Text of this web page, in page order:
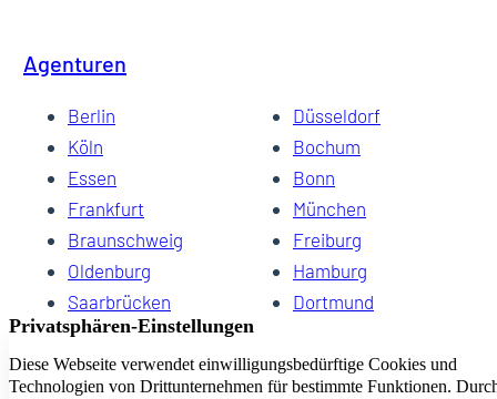
Agenturen
Berlin
Düsseldorf
Köln
Bochum
Essen
Bonn
Frankfurt
München
Braunschweig
Freiburg
Oldenburg
Hamburg
Saarbrücken
Dortmund
Hannover
Dresden
Kiel
Wuppertal
Bremen